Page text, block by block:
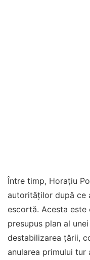
Între timp, Horațiu
autorităților după ce
escortă. Acesta
presupus plan al
destabilizarea țării,
anularea primului